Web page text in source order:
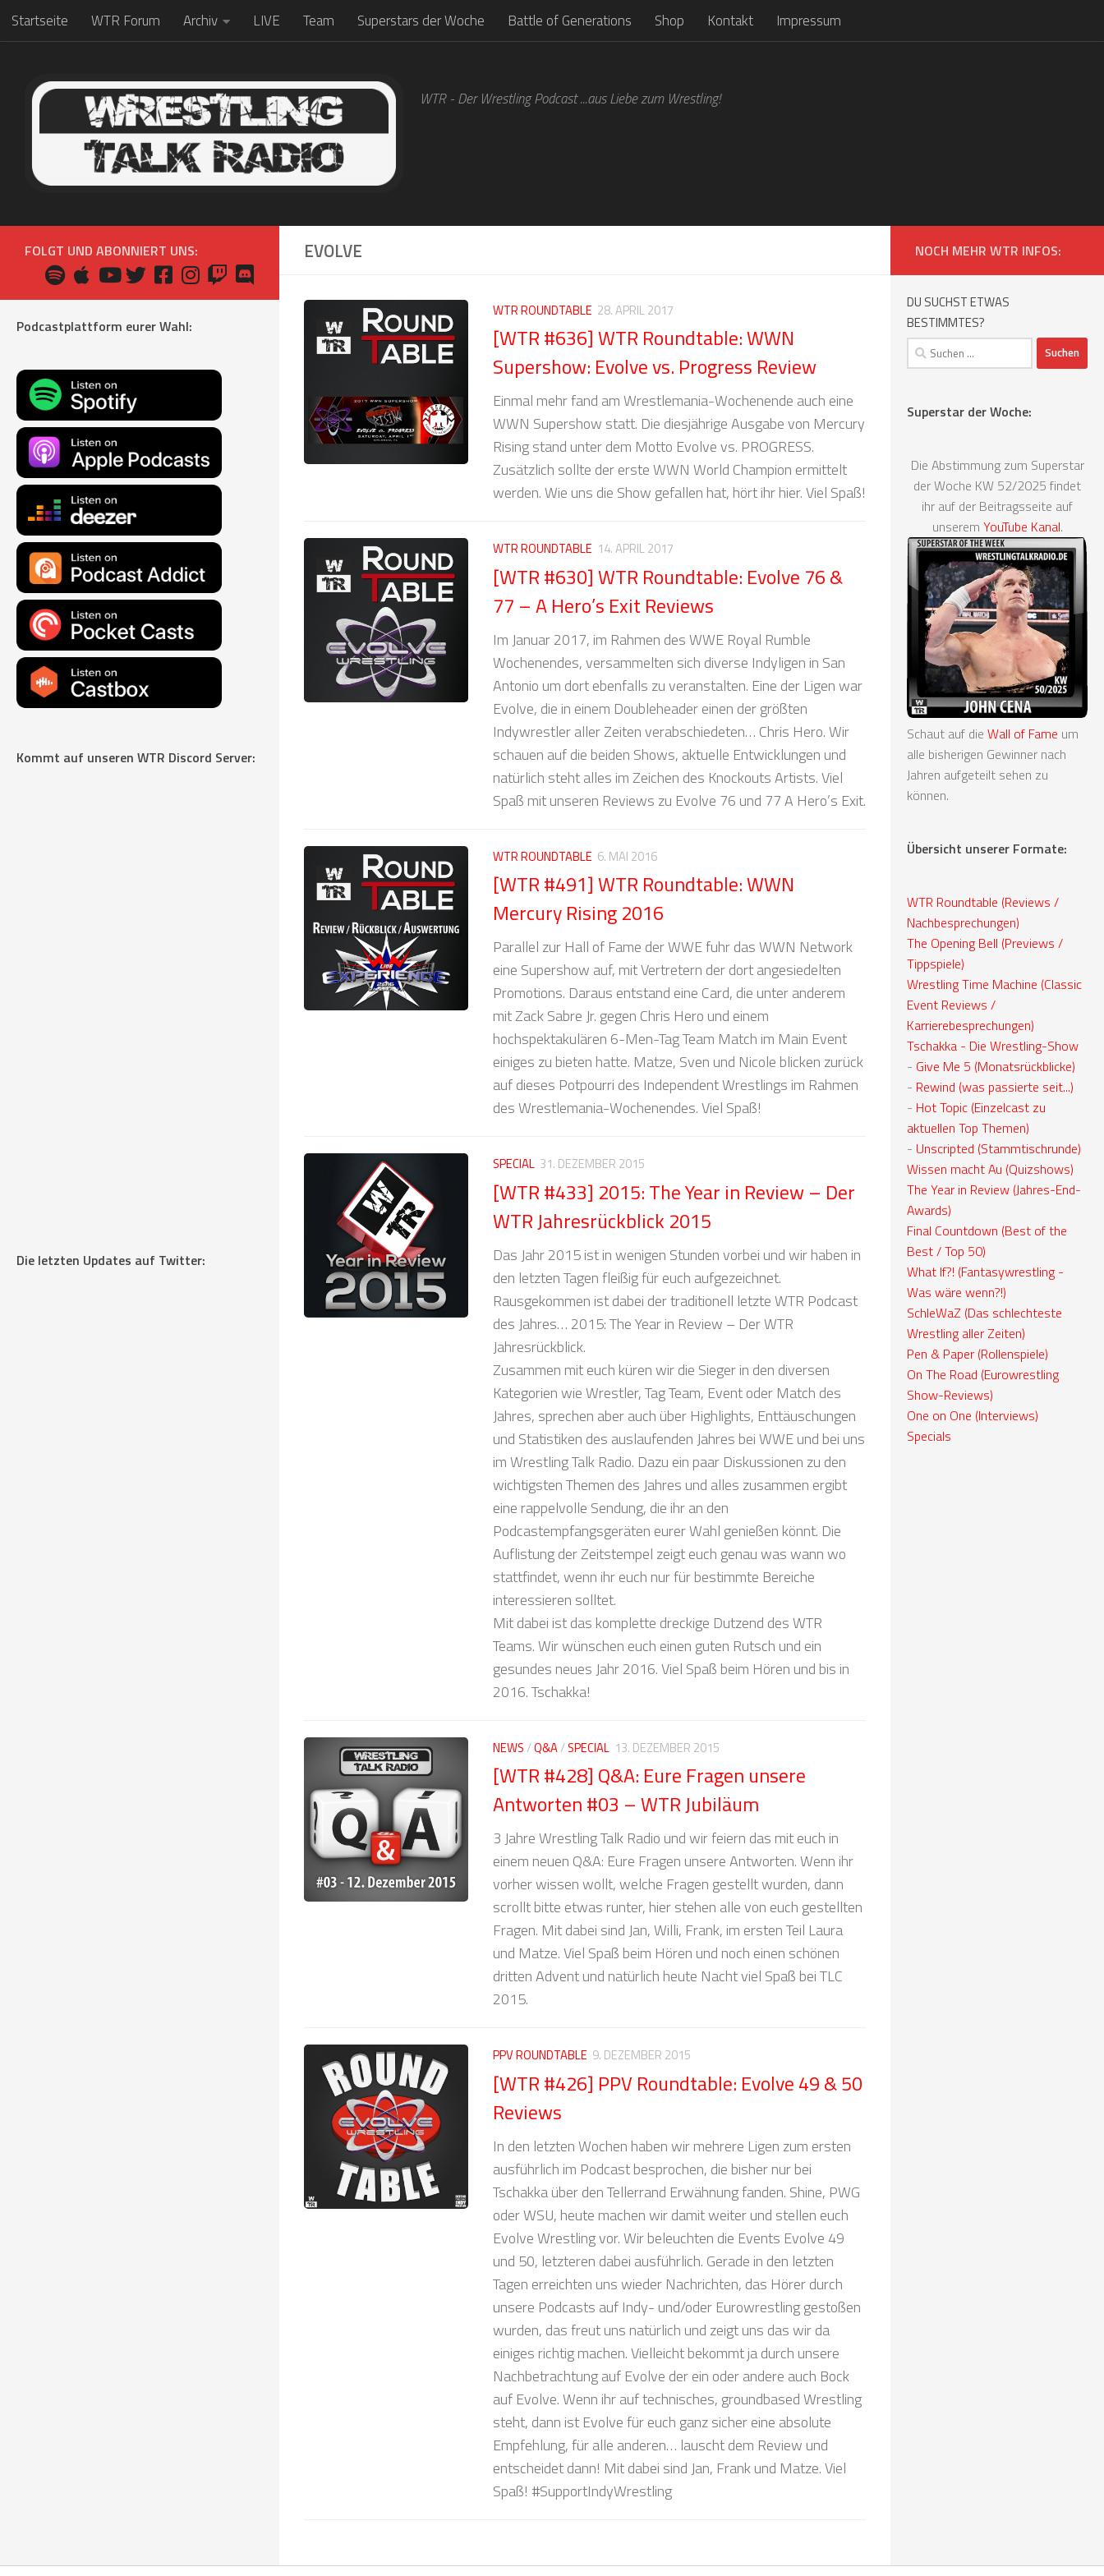
Zum Inhalt springen
Startseite WTR Forum Archiv LIVE Team Superstars der Woche Battle of Generations Shop Kontakt Impressum
WTR - Der Wrestling Podcast ...aus Liebe zum Wrestling!
EVOLVE
WTR ROUNDTABLE 28. APRIL 2017
[WTR #636] WTR Roundtable: WWN
Supershow: Evolve vs. Progress Review
Einmal mehr fand am Wrestlemania-Wochenende auch eine
WWN Supershow statt. Die diesjährige Ausgabe von Mercury
Rising stand unter dem Motto Evolve vs. PROGRESS.
Zusätzlich sollte der erste WWN World Champion ermittelt
werden. Wie uns die Show gefallen hat, hört ihr hier. Viel Spaß!
WTR ROUNDTABLE 14. APRIL 2017
[WTR #630] WTR Roundtable: Evolve 76 &
77 – A Hero’s Exit Reviews
Im Januar 2017, im Rahmen des WWE Royal Rumble
Wochenendes, versammelten sich diverse Indyligen in San
Antonio um dort ebenfalls zu veranstalten. Eine der Ligen war
Evolve, die in einem Doubleheader einen der größten
Indywrestler aller Zeiten verabschiedeten… Chris Hero. Wir
schauen auf die beiden Shows, aktuelle Entwicklungen und
natürlich steht alles im Zeichen des Knockouts Artists. Viel
Spaß mit unseren Reviews zu Evolve 76 und 77 A Hero’s Exit.
WTR ROUNDTABLE 6. MAI 2016
[WTR #491] WTR Roundtable: WWN
Mercury Rising 2016
Parallel zur Hall of Fame der WWE fuhr das WWN Network
eine Supershow auf, mit Vertretern der dort angesiedelten
Promotions. Daraus entstand eine Card, die unter anderem
mit Zack Sabre Jr. gegen Chris Hero und einem
hochspektakulären 6-Men-Tag Team Match im Main Event
einiges zu bieten hatte. Matze, Sven und Nicole blicken zurück
auf dieses Potpourri des Independent Wrestlings im Rahmen
des Wrestlemania-Wochenendes. Viel Spaß!
SPECIAL 31. DEZEMBER 2015
[WTR #433] 2015: The Year in Review – Der
WTR Jahresrückblick 2015
Das Jahr 2015 ist in wenigen Stunden vorbei und wir haben in
den letzten Tagen fleißig für euch aufgezeichnet.
Rausgekommen ist dabei der traditionell letzte WTR Podcast
des Jahres… 2015: The Year in Review – Der WTR
Jahresrückblick.
Zusammen mit euch küren wir die Sieger in den diversen
Kategorien wie Wrestler, Tag Team, Event oder Match des
Jahres, sprechen aber auch über Highlights, Enttäuschungen
und Statistiken des auslaufenden Jahres bei WWE und bei uns
im Wrestling Talk Radio. Dazu ein paar Diskussionen zu den
wichtigsten Themen des Jahres und alles zusammen ergibt
eine rappelvolle Sendung, die ihr an den
Podcastempfangsgeräten eurer Wahl genießen könnt. Die
Auflistung der Zeitstempel zeigt euch genau was wann wo
stattfindet, wenn ihr euch nur für bestimmte Bereiche
interessieren solltet.
Mit dabei ist das komplette dreckige Dutzend des WTR
Teams. Wir wünschen euch einen guten Rutsch und ein
gesundes neues Jahr 2016. Viel Spaß beim Hören und bis in
2016. Tschakka!
NEWS/Q&A/SPECIAL 13. DEZEMBER 2015
[WTR #428] Q&A: Eure Fragen unsere
Antworten #03 – WTR Jubiläum
3 Jahre Wrestling Talk Radio und wir feiern das mit euch in
einem neuen Q&A: Eure Fragen unsere Antworten. Wenn ihr
vorher wissen wollt, welche Fragen gestellt wurden, dann
scrollt bitte etwas runter, hier stehen alle von euch gestellten
Fragen. Mit dabei sind Jan, Willi, Frank, im ersten Teil Laura
und Matze. Viel Spaß beim Hören und noch einen schönen
dritten Advent und natürlich heute Nacht viel Spaß bei TLC
2015.
PPV ROUNDTABLE 9. DEZEMBER 2015
[WTR #426] PPV Roundtable: Evolve 49 & 50
Reviews
In den letzten Wochen haben wir mehrere Ligen zum ersten
ausführlich im Podcast besprochen, die bisher nur bei
Tschakka über den Tellerrand Erwähnung fanden. Shine, PWG
oder WSU, heute machen wir damit weiter und stellen euch
Evolve Wrestling vor. Wir beleuchten die Events Evolve 49
und 50, letzteren dabei ausführlich. Gerade in den letzten
Tagen erreichten uns wieder Nachrichten, das Hörer durch
unsere Podcasts auf Indy- und/oder Eurowrestling gestoßen
wurden, das freut uns natürlich und zeigt uns das wir da
einiges richtig machen. Vielleicht bekommt ja durch unsere
Nachbetrachtung auf Evolve der ein oder andere auch Bock
auf Evolve. Wenn ihr auf technisches, groundbased Wrestling
steht, dann ist Evolve für euch ganz sicher eine absolute
Empfehlung, für alle anderen… lauscht dem Review und
entscheidet dann! Mit dabei sind Jan, Frank und Matze. Viel
Spaß! #SupportIndyWrestling
FOLGT UND ABONNIERT UNS:
Podcastplattform eurer Wahl:
Kommt auf unseren WTR Discord Server:
Die letzten Updates auf Twitter:
NOCH MEHR WTR INFOS:
DU SUCHST ETWAS
BESTIMMTES?
Suchen
nach:
Superstar der Woche:
Die Abstimmung zum Superstar
der Woche KW 52/2025 findet
ihr auf der Beitragsseite auf
unserem YouTube Kanal.
Schaut auf die Wall of Fame um
alle bisherigen Gewinner nach
Jahren aufgeteilt sehen zu
können.
Übersicht unserer Formate:
WTR Roundtable (Reviews /
Nachbesprechungen)
The Opening Bell (Previews /
Tippspiele)
Wrestling Time Machine (Classic
Event Reviews /
Karrierebesprechungen)
Tschakka - Die Wrestling-Show
- Give Me 5 (Monatsrückblicke)
- Rewind (was passierte seit...)
- Hot Topic (Einzelcast zu
aktuellen Top Themen)
- Unscripted (Stammtischrunde)
Wissen macht Au (Quizshows)
The Year in Review (Jahres-End-
Awards)
Final Countdown (Best of the
Best / Top 50)
What If?! (Fantasywrestling -
Was wäre wenn?!)
SchleWaZ (Das schlechteste
Wrestling aller Zeiten)
Pen & Paper (Rollenspiele)
On The Road (Eurowrestling
Show-Reviews)
One on One (Interviews)
Specials